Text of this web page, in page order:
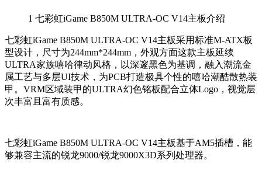
1 七彩虹iGame B850M ULTRA-OC V14主板介绍
七彩虹iGame B850M ULTRA-OC V14主板采用标准M-ATX板
型设计，尺寸为244mm*244mm，外观方面这款主板延续
ULTRA家族嘻哈律动风格，以深邃黑色为基调，融入潮流金
属工艺与多层UI技术，为PCB打造极具个性的嘻哈潮酷散热装
甲。VRM区域装甲的ULTRA幻色铭板配合立体Logo，视觉层
次丰富且富有质感。
七彩虹iGame B850M ULTRA-OC V14主板基于AM5插槽，能
够兼容主流的锐龙9000/锐龙9000X3D系列处理器。